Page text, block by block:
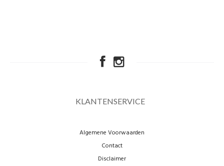
KLANTENSERVICE
Algemene Voorwaarden
Contact
Disclaimer